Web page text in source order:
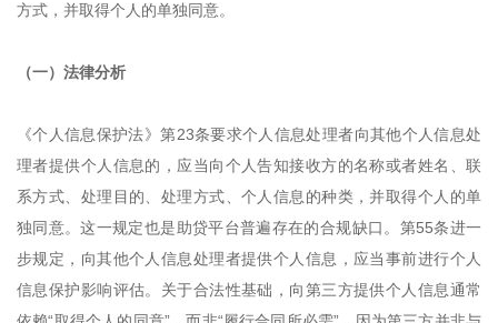
方式，并取得个人的单独同意。
（一）法律分析
《个人信息保护法》第23条要求个人信息处理者向其他个人信息处
理者提供个人信息的，应当向个人告知接收方的名称或者姓名、联
系方式、处理目的、处理方式、个人信息的种类，并取得个人的单
独同意。这一规定也是助贷平台普遍存在的合规缺口。第55条进一
步规定，向其他个人信息处理者提供个人信息，应当事前进行个人
信息保护影响评估。关于合法性基础，向第三方提供个人信息通常